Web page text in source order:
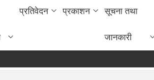
प्रतिवेदन प्रकाशन सूचना तथा
जानकारी